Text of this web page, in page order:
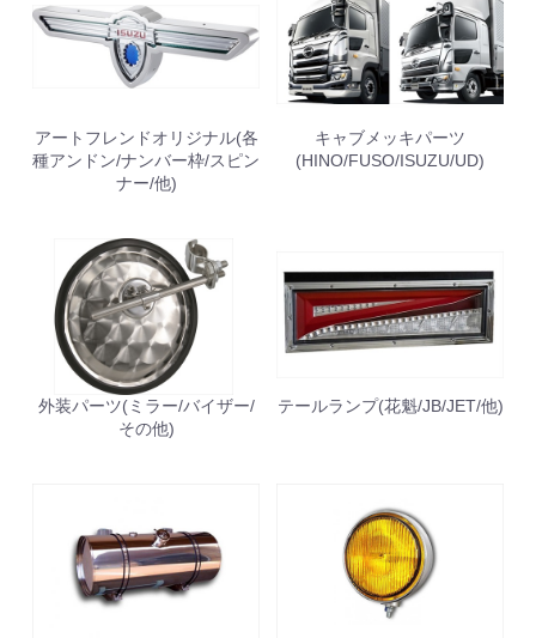
お買い物を続ける カートへ進む
アートフレンドオリジナル(各
種アンドン/ナンバー枠/スピン
ナー/他)
キャブメッキパーツ
(HINO/FUSO/ISUZU/UD)
外装パーツ(ミラー/バイザー/
その他)
テールランプ(花魁/JB/JET/他)